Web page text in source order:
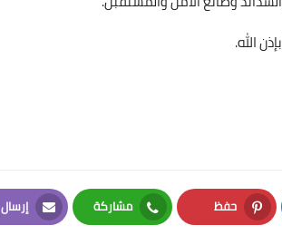
الله.
حفظ
Pinterest
مشاركة
Whatsapp
إرسال
Email